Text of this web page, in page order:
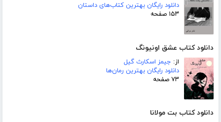
دانلود رایگان بهترین کتاب‌های داستان
۱۵۳ صفحه
دانلود کتاب عشق اونیونگ
از: جیمز اسکارث گیل
دانلود رایگان بهترین رمان‌ها
۷۳ صفحه
دانلود کتاب بت مولانا